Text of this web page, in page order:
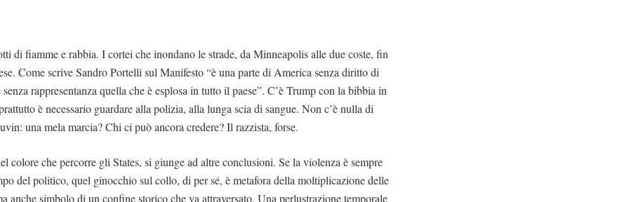
di fiamme e rabbia. I cortei che inondano le strade, da Minneapolis alle due coste, fin
Come scrive Sandro Portelli sul Manifesto “è una parte di America senza diritto di
rappresentanza quella che è esplosa in tutto il paese”. C’è Trump con la bibbia in
è necessario guardare alla polizia, alla lunga scia di sangue. Non c’è nulla di
una mela marcia? Chi ci può ancora credere? Il razzista, forse.
colore che percorre gli States, si giunge ad altre conclusioni. Se la violenza è sempre
del politico, quel ginocchio sul collo, di per sé, è metafora della moltiplicazione delle
anche simbolo di un confine storico che va attraversato. Una perlustrazione temporale